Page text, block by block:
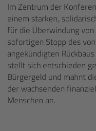
Im Zentrum der
einem starken,
für die Überwindung
sofortigen Stopp des
angekündigten
stellt sich entschieden
Bürgergeld und mahnt
der wachsenden
Menschen an.